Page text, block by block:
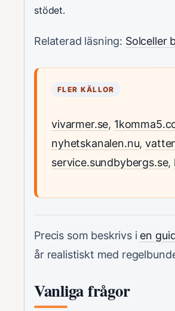
stödet.
Relaterad läsning: Solceller
FLER KÄLLOR
vivarmer.se,
nyhetskanalen.nu,
service.sundbybergs.se,
Precis som beskrivs i en
år realistiskt med
Vanliga frågor